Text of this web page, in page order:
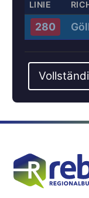
LINIE
280